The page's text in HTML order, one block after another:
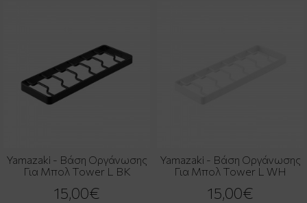
Yamazaki - Βάση Οργάνωσης
Για Μπολ Tower L BK
15,00€
Yamazaki - Βάση Οργάνωσης
Για Μπολ Tower L WH
15,00€